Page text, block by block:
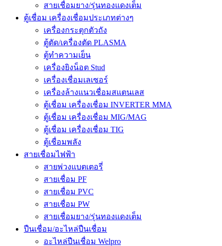
สายเชื่อมยาง/รุ่นทองแดงเต็ม
ตู้เชื่อม เครื่องเชื่อมประเภทต่างๆ
เครื่องกระตุกตัวถัง
ตู้ตัด/เครื่องตัด PLASMA
ตู้ทำความเย็น
เครื่องยิงน็อต Stud
เครื่องเชื่อมเลเซอร์
เครื่องล้างแนวเชื่อมสแตนเลส
ตู้เชื่อม เครื่องเชื่อม INVERTER MMA
ตู้เชื่อม เครื่องเชื่อม MIG/MAG
ตู้เชื่อม เครื่องเชื่อม TIG
ตู้เชื่อมพลัง
สายเชื่อมไฟฟ้า
สายพ่วงแบตเตอรี่
สายเชื่อม PF
สายเชื่อม PVC
สายเชื่อม PW
สายเชื่อมยาง/รุ่นทองแดงเต็ม
ปืนเชื่อม/อะไหล่ปืนเชื่อม
อะไหล่ปืนเชื่อม Welpro